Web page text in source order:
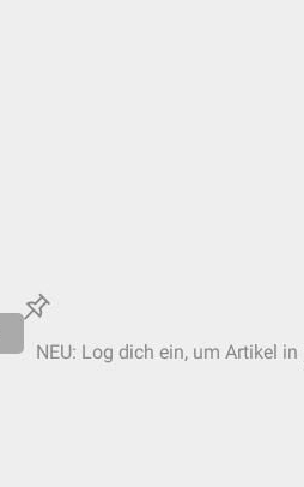
NEU: Log dich ein, um Artikel